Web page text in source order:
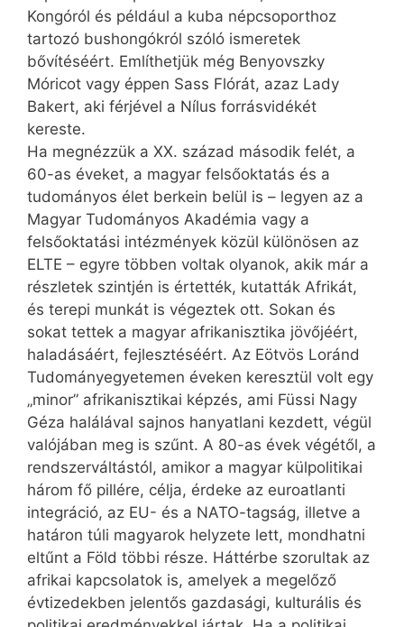
Kongóról és például a kuba népcsoporthoz
tartozó bushongókról szóló ismeretek
bővítéséért. Említhetjük még Benyovszky
Móricot vagy éppen Sass Flórát, azaz Lady
Bakert, aki férjével a Nílus forrásvidékét
kereste.
Ha megnézzük a XX. század második felét, a
60-as éveket, a magyar felsőoktatás és a
tudományos élet berkein belül is – legyen az a
Magyar Tudományos Akadémia vagy a
felsőoktatási intézmények közül különösen az
ELTE – egyre többen voltak olyanok, akik már a
részletek szintjén is értették, kutatták Afrikát,
és terepi munkát is végeztek ott. Sokan és
sokat tettek a magyar afrikanisztika jövőjéért,
haladásáért, fejlesztéséért. Az Eötvös Loránd
Tudományegyetemen éveken keresztül volt egy
„minor” afrikanisztikai képzés, ami Füssi Nagy
Géza halálával sajnos hanyatlani kezdett, végül
valójában meg is szűnt. A 80-as évek végétől, a
rendszerváltástól, amikor a magyar külpolitikai
három fő pillére, célja, érdeke az euroatlanti
integráció, az EU- és a NATO-tagság, illetve a
határon túli magyarok helyzete lett, mondhatni
eltűnt a Föld többi része. Háttérbe szorultak az
afrikai kapcsolatok is, amelyek a megelőző
évtizedekben jelentős gazdasági, kulturális és